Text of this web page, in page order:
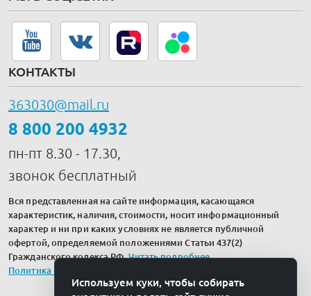
КОНТАКТЫ
363030@mail.ru
8 800 200 4932
пн-пт 8.30 - 17.30,
звонок бесплатный
Вся представленная на сайте информация, касающаяся
характеристик, наличия, стоимости, носит информационный
характер и ни при каких условиях не является публичной
офертой, определяемой положениями Статьи 437(2)
Гражданского кодекса РФ.Читать подробнее.
Политика обработки персональных данных
Используем куки, чтобы собирать